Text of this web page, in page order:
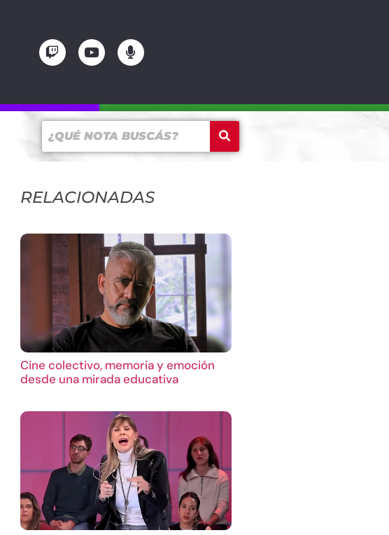
RELACIONADAS
Cine colectivo, memoria y emoción
desde una mirada educativa